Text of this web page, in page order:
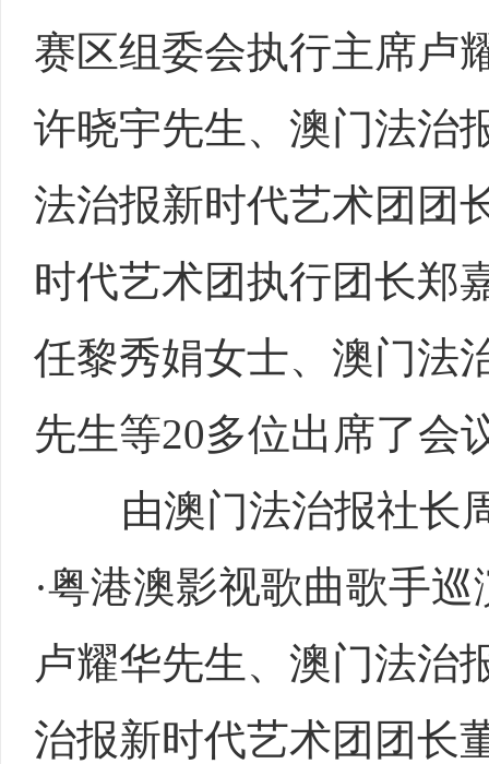
赛区组委会执行主席卢
许晓宇先生、澳门法治
法治报新时代艺术团团
时代艺术团执行团长郑
任黎秀娟女士、澳门法
先生等20多位出席了会
由澳门法治报社长周
·粤港澳影视歌曲歌手
卢耀华先生、澳门法治
治报新时代艺术团团长